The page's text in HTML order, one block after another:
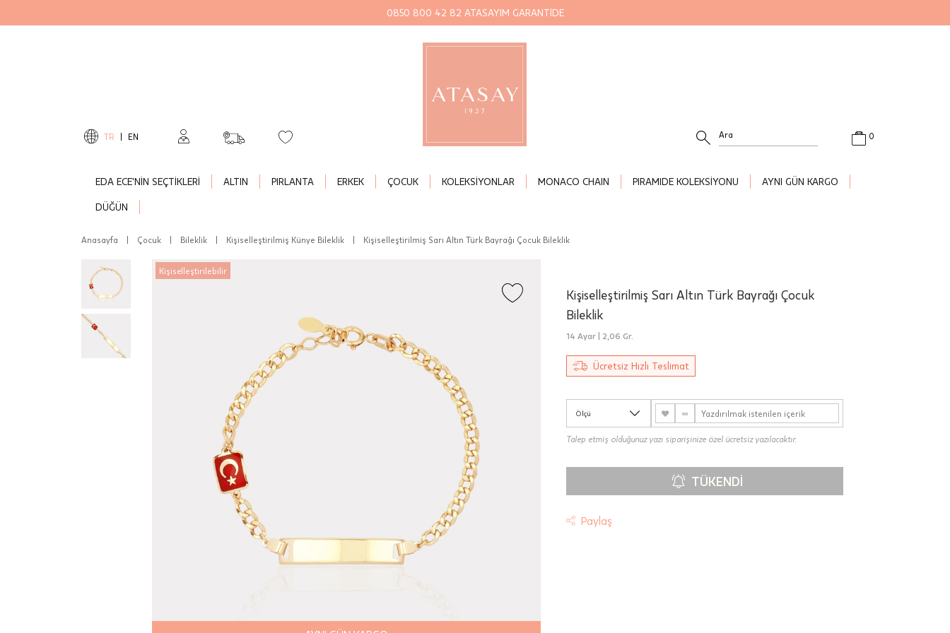
0850 800 42 82 ATASAYIM GARANTİDE
TR EN
EDA ECE'NİN SEÇTİKLERİ ALTIN PIRLANTA ERKEK ÇOCUK KOLEKSİYONLAR MONACO CHAIN PIRAMIDE KOLEKSİYONU AYNI GÜN KARGO
DÜĞÜN
0
Anasayfa Çocuk Bileklik Kişiselleştirilmiş Künye Bileklik Kişiselleştirilmiş Sarı Altın Türk Bayrağı Çocuk Bileklik
Kişiselleştirilebilir
Kişiselleştirilmiş Sarı Altın Türk Bayrağı Çocuk
Bileklik
14 Ayar | 2,06 Gr.
Ücretsiz Hızlı Teslimat
Ölçü ♥ ∞
Talep etmiş olduğunuz yazı siparişinize özel ücretsiz yazılacaktır.
TÜKENDI
Paylaş
Siparişleriniz "HepsiJet Kargo" ile ücretsiz ve sigortalı olarak
16:00 arasında verilen siparişler için geçerlidir. Teslimat; sipariş verilen gün